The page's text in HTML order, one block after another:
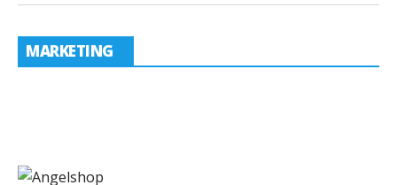
MARKETING